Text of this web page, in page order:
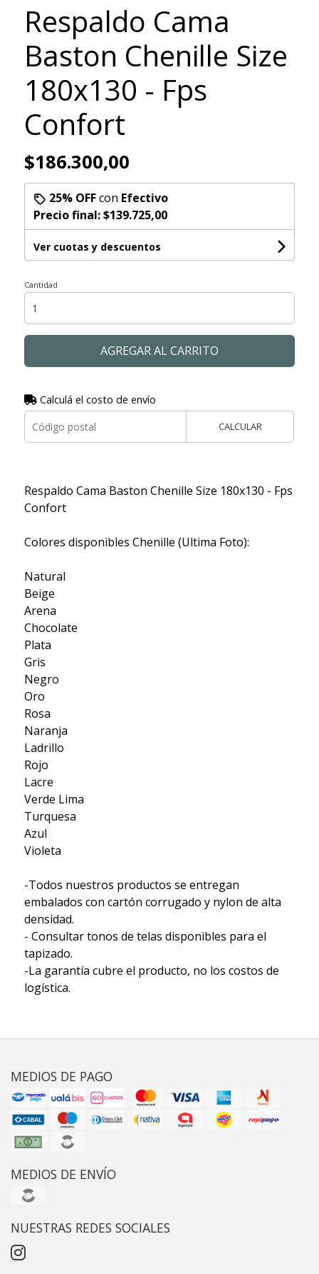
Respaldo Cama
Baston Chenille Size
180x130 - Fps
Confort
$186.300,00
25% OFFcon Efectivo
Precio final:$139.725,00
Ver cuotas y descuentos
Cantidad
AGREGAR AL CARRITO
Calculá el costo de envío
CALCULAR
Respaldo Cama Baston Chenille Size 180x130 - Fps
Confort
Colores disponibles Chenille (Ultima Foto):
Natural
Beige
Arena
Chocolate
Plata
Gris
Negro
Oro
Rosa
Naranja
Ladrillo
Rojo
Lacre
Verde Lima
Turquesa
Azul
Violeta
-Todos nuestros productos se entregan
embalados con cartón corrugado y nylon de alta
densidad.
- Consultar tonos de telas disponibles para el
tapizado.
-La garantía cubre el producto, no los costos de
logística.
MEDIOS DE PAGO
MEDIOS DE ENVÍO
NUESTRAS REDES SOCIALES